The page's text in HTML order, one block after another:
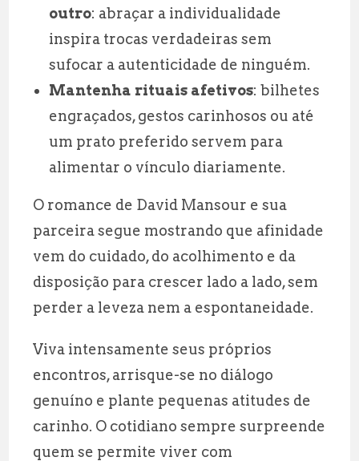
outro: abraçar a individualidade
inspira trocas verdadeiras sem
sufocar a autenticidade de ninguém.
Mantenha rituais afetivos: bilhetes
engraçados, gestos carinhosos ou até
um prato preferido servem para
alimentar o vínculo diariamente.
O romance de David Mansour e sua
parceira segue mostrando que afinidade
vem do cuidado, do acolhimento e da
disposição para crescer lado a lado, sem
perder a leveza nem a espontaneidade.
Viva intensamente seus próprios
encontros, arrisque-se no diálogo
genuíno e plante pequenas atitudes de
carinho. O cotidiano sempre surpreende
quem se permite viver com